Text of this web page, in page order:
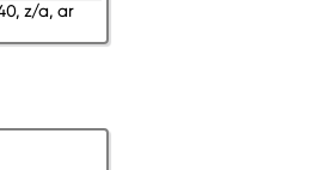
z/a, ar